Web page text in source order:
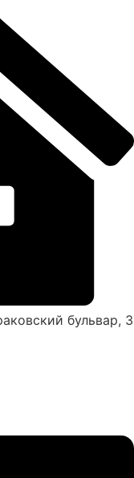
бульвар, 3